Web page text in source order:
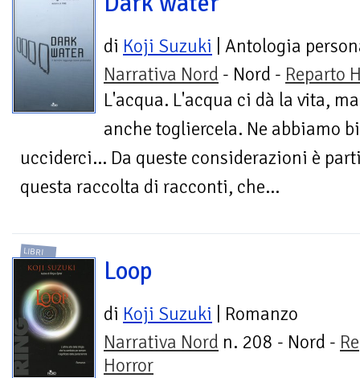
di Koji Suzuki | Antologia
Narrativa Nord - Nord - Reparto
L'acqua. L'acqua ci dà la vita,
anche togliercela. Ne abbiamo
ucciderci... Da queste considerazioni è
questa raccolta di racconti, che...
LIBRI
Loop
di Koji Suzuki | Romanzo
Narrativa Nord n. 208 - Nord -
Horror